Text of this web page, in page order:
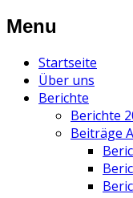
Menu
Startseite
Über uns
Berichte
Berichte
Beiträge